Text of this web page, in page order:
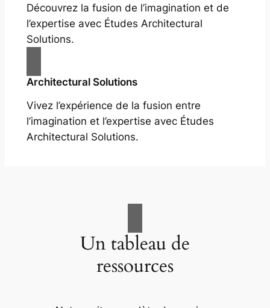
Découvrez la fusion de l’imagination et de
l’expertise avec Études Architectural
Solutions.
Architectural Solutions
Vivez l’expérience de la fusion entre
l’imagination et l’expertise avec Études
Architectural Solutions.
Un tableau de
ressources